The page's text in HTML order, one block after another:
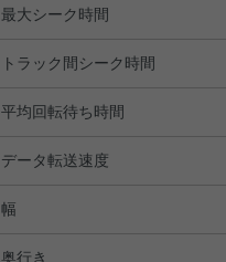
最大シーク時間
トラック間シーク時間
平均回転待ち時間
データ転送速度
幅
奥行き